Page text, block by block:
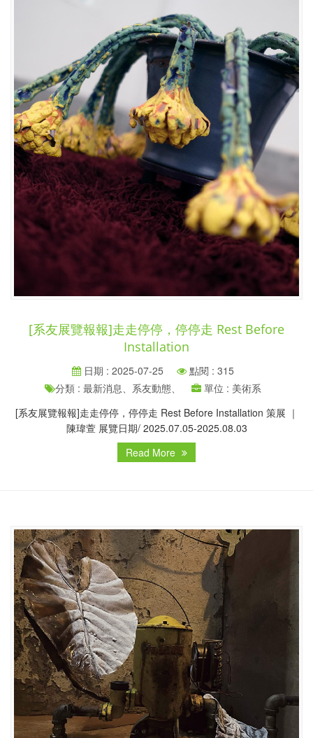
[系友展覽報報]走走停停，停停走 Rest Before
Installation
日期 : 2025-07-25
點閱 : 315
分類 : 最新消息、系友動態、
單位 : 美術系
[系友展覽報報]走走停停，停停走 Rest Before Installation 策展 ｜
陳瑋萱 展覽日期/ 2025.07.05-2025.08.03
Read More